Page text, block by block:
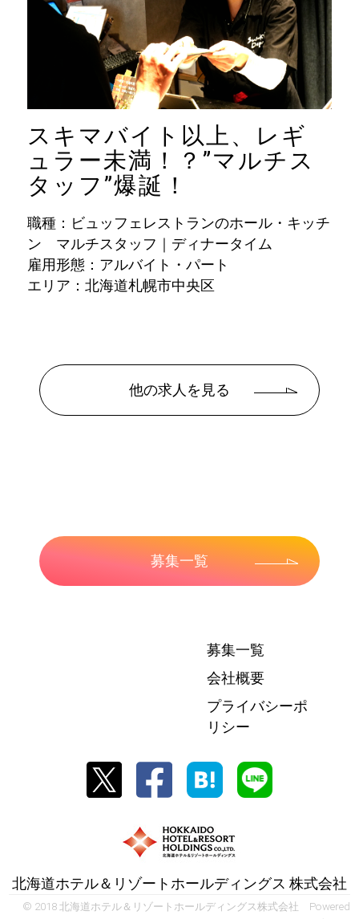
スキマバイト以上、レギ
ュラー未満！？”マルチス
タッフ”爆誕！
職種：ビュッフェレストランのホール・キッチ
ン マルチスタッフ｜ディナータイム
雇用形態：アルバイト・パート
エリア：北海道札幌市中央区
他の求人を見る
募集一覧
募集一覧
会社概要
プライバシーポ
リシー
北海道ホテル＆リゾートホールディングス 株式会社
© 2018 北海道ホテル＆リゾートホールディングス株式会社 Powered